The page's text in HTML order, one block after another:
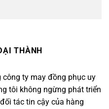
THÀNH
ty may đồng phục uy
tôi không ngừng phát triển
tác tin cậy của hàng